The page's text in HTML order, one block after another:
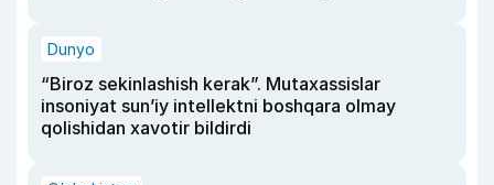
Dunyo
“Biroz sekinlashish kerak”. Mutaxassislar
insoniyat sun’iy intellektni boshqara olmay
qolishidan xavotir bildirdi